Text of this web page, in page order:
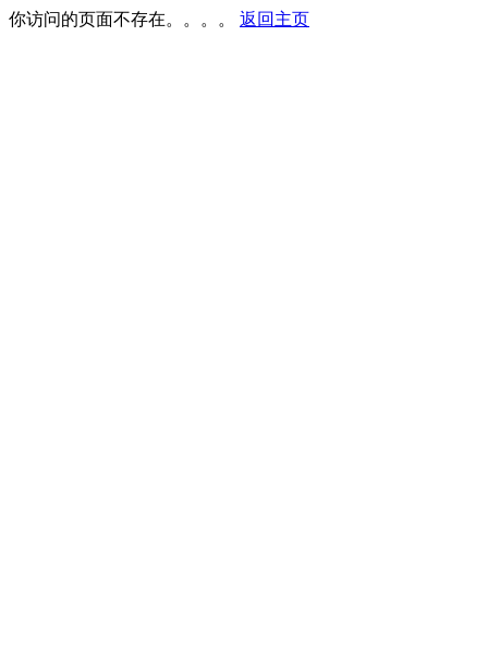
你访问的页面不存在。。。。 返回主页